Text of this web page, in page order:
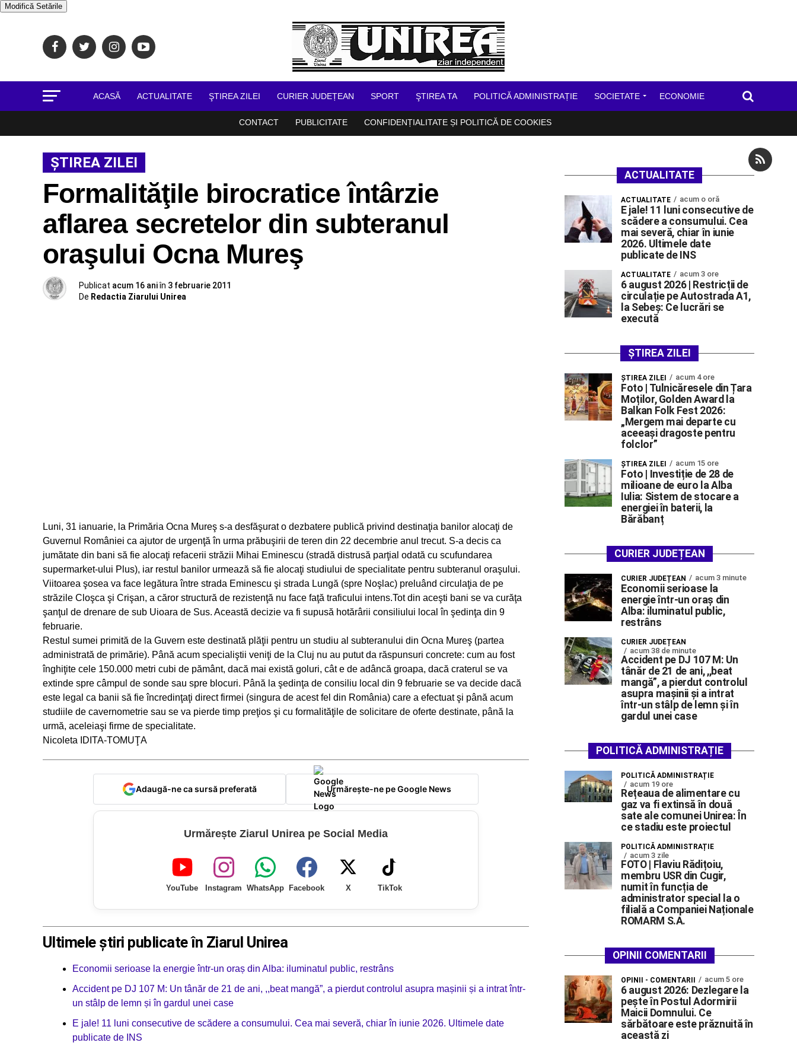
Modifică Setările
ACASĂ ACTUALITATE ŞTIREA ZILEI CURIER JUDEȚEAN SPORT ŞTIREA TA POLITICĂ ADMINISTRAȚIE SOCIETATE ECONOMIE
CONTACT PUBLICITATE CONFIDENȚIALITATE ȘI POLITICĂ DE COOKIES
ŞTIREA ZILEI
Formalităţile birocratice întârzie
aflarea secretelor din subteranul
oraşului Ocna Mureş
Publicat acum 16 aniîn 3 februarie 2011
De Redactia Ziarului Unirea
Luni, 31 ianuarie, la Primăria Ocna Mureş s-a desfăşurat o dezbatere publică privind destinaţia banilor alocaţi de
Guvernul României ca ajutor de urgenţă în urma prăbuşirii de teren din 22 decembrie anul trecut. S-a decis ca
jumătate din bani să fie alocaţi refacerii străzii Mihai Eminescu (stradă distrusă parţial odată cu scufundarea
supermarket-ului Plus), iar restul banilor urmează să fie alocaţi studiului de specialitate pentru subteranul oraşului.
Viitoarea şosea va face legătura între strada Eminescu şi strada Lungă (spre Noşlac) preluând circulaţia de pe
străzile Cloşca şi Crişan, a căror structură de rezistenţă nu face faţă traficului intens.Tot din aceşti bani se va curăţa
şanţul de drenare de sub Uioara de Sus. Această decizie va fi supusă hotărârii consiliului local în şedinţa din 9
februarie.
Restul sumei primită de la Guvern este destinată plăţii pentru un studiu al subteranului din Ocna Mureş (partea
administrată de primărie). Până acum specialiştii veniţi de la Cluj nu au putut da răspunsuri concrete: cum au fost
înghiţite cele 150.000 metri cubi de pământ, dacă mai există goluri, cât e de adâncă groapa, dacă craterul se va
extinde spre câmpul de sonde sau spre blocuri. Până la şedinţa de consiliu local din 9 februarie se va decide dacă
este legal ca banii să fie încredinţaţi direct firmei (singura de acest fel din România) care a efectuat şi până acum
studiile de cavernometrie sau se va pierde timp preţios şi cu formalităţile de solicitare de oferte destinate, până la
urmă, aceleiaşi firme de specialitate.
Nicoleta IDITA-TOMUŢA
Adaugă-ne ca sursă preferată Urmărește-ne pe Google News
Urmărește Ziarul Unirea pe Social Media
YouTube Instagram WhatsApp Facebook X TikTok
Ultimele știri publicate în Ziarul Unirea
Economii serioase la energie într-un oraș din Alba: iluminatul public, restrâns
Accident pe DJ 107 M: Un tânăr de 21 de ani, ,,beat mangă”, a pierdut controlul asupra mașinii și a intrat într-
un stâlp de lemn și în gardul unei case
E jale! 11 luni consecutive de scădere a consumului. Cea mai severă, chiar în iunie 2026. Ultimele date
publicate de INS
ACTUALITATE
ACTUALITATE acum o oră
E jale! 11 luni consecutive de
scădere a consumului. Cea
mai severă, chiar în iunie
2026. Ultimele date
publicate de INS
ACTUALITATE acum 3 ore
6 august 2026 | Restricții de
circulație pe Autostrada A1,
la Sebeș: Ce lucrări se
execută
ȘTIREA ZILEI
ŞTIREA ZILEI acum 4 ore
Foto | Tulnicăresele din Țara
Moților, Golden Award la
Balkan Folk Fest 2026:
„Mergem mai departe cu
aceeași dragoste pentru
folclor”
ŞTIREA ZILEI acum 15 ore
Foto | Investiție de 28 de
milioane de euro la Alba
Iulia: Sistem de stocare a
energiei în baterii, la
Bărăbanț
CURIER JUDEȚEAN
CURIER JUDEȚEAN acum 3 minute
Economii serioase la
energie într-un oraș din
Alba: iluminatul public,
restrâns
CURIER JUDEȚEAN
acum 38 de minute
Accident pe DJ 107 M: Un
tânăr de 21 de ani, ,,beat
mangă”, a pierdut controlul
asupra mașinii și a intrat
într-un stâlp de lemn și în
gardul unei case
POLITICĂ ADMINISTRAȚIE
POLITICĂ ADMINISTRAȚIE
acum 19 ore
Rețeaua de alimentare cu
gaz va fi extinsă în două
sate ale comunei Unirea: În
ce stadiu este proiectul
POLITICĂ ADMINISTRAȚIE
acum 3 zile
FOTO | Flaviu Rădițoiu,
membru USR din Cugir,
numit în funcția de
administrator special la o
filială a Companiei Naționale
ROMARM S.A.
OPINII COMENTARII
OPINII - COMENTARII acum 5 ore
6 august 2026: Dezlegare la
pește în Postul Adormirii
Maicii Domnului. Ce
sărbătoare este prăznuită în
această zi